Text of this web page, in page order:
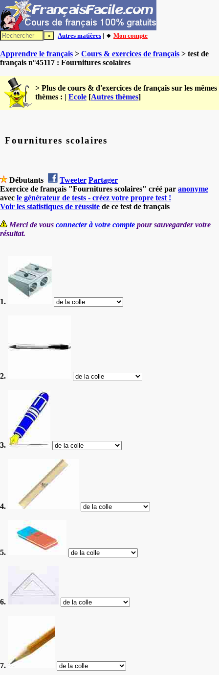
Autres matières | 🔸 Mon compte
Apprendre le français > Cours & exercices de français > test de
français n°45117 : Fournitures scolaires
> Plus de cours & d'exercices de français sur les mêmes
thèmes : | Ecole [Autres thèmes]
Fournitures scolaires
Débutants Tweeter Partager
Exercice de français "Fournitures scolaires" créé par anonyme
avec le générateur de tests - créez votre propre test !
Voir les statistiques de réussite de ce test de français
Merci de vous connecter à votre compte pour sauvegarder votre
résultat.
1.
2.
3.
4.
5.
6.
7.